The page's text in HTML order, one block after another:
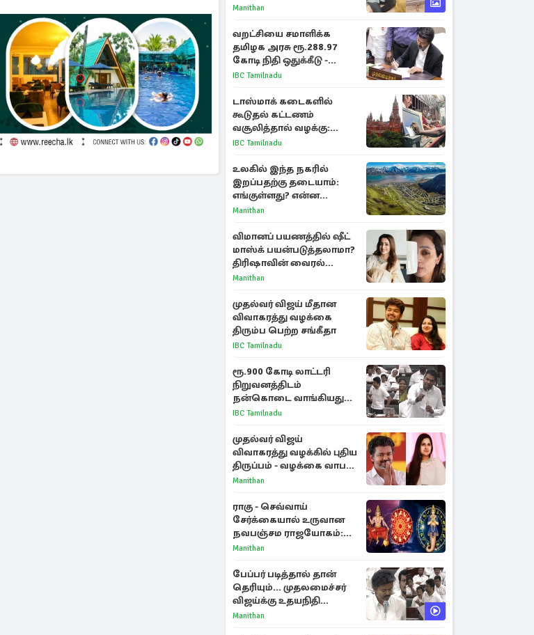
Manithan
வறட்சியை சமாளிக்க
தமிழக அரசு ரூ.288.97
கோடி நிதி ஒதுக்கீடு -
வெளியான அரசாணை
IBC Tamilnadu
டாஸ்மாக் கடைகளில்
கூடுதல் கட்டணம்
வசூலித்தால் வழக்கு:
சென்னை உயர்நீதிமன்றம்
IBC Tamilnadu
உலகில் இந்த நகரில்
இறப்பதற்கு தடையாம்:
எங்குள்ளது? என்ன
காரணம் தெரியுமா?
Manithan
விமானப் பயணத்தில் ஷீட்
மாஸ்க் பயன்படுத்தலாமா?
திரிஷாவின் வைரல்
செல்ஃபிக்கு மருத்துவர்
Manithan
முதல்வர் விஜய் மீதான
விவாகரத்து வழக்கை
திரும்ப பெற்ற சங்கீதா
IBC Tamilnadu
ரூ.900 கோடி லாட்டரி
நிறுவனத்திடம்
நன்கொடை வாங்கியது
ஏன்? உதயநிதி - ஆதவ்
IBC Tamilnadu
முதல்வர் விஜய்
விவாகரத்து வழக்கில் புதிய
திருப்பம் - வழக்கை வாபஸ்
பெற்ற சங்கீதா!
Manithan
ராகு - செவ்வாய்
சேர்க்கையால் உருவான
நவபஞ்சம ராஜயோகம்:
அதிர்ஷ்டம் பெறும் 3
Manithan
பேப்பர் படித்தால் தான்
தெரியும்... முதலமைச்சர்
விஜய்க்கு உதயநிதி
ஸ்டாலின் பதிலடி
Manithan